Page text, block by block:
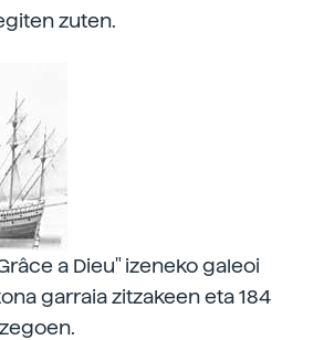
zuten.
a Dieu" izeneko galeoi
garraia zitzakeen eta 184